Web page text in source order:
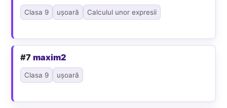
Clasa 9 ușoară Calculul unor expresii
#7maxim2
Clasa 9 ușoară